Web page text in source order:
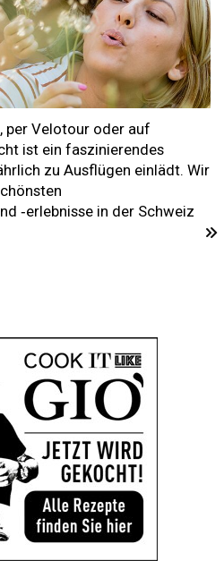
per Velotour oder auf
ist ein faszinierendes
zu Ausflügen einlädt. Wir
‑erlebnisse in der Schweiz